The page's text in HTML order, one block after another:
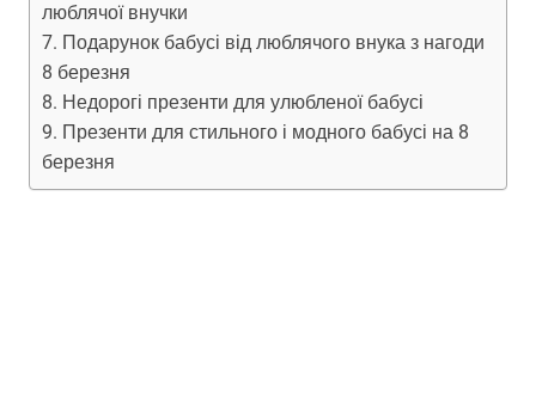
люблячої внучки
Подарунок бабусі від люблячого внука з нагоди
8 березня
Недорогі презенти для улюбленої бабусі
Презенти для стильного і модного бабусі на 8
березня